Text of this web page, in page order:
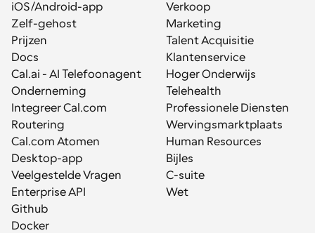
iOS/Android-app
Zelf-gehost
Prijzen
Docs
Cal.ai - AI Telefoonagent
Onderneming
Integreer Cal.com
Routering
Cal.com Atomen
Desktop-app
Veelgestelde Vragen
Enterprise API
Github
Docker
Verkoop
Marketing
Talent Acquisitie
Klantenservice
Hoger Onderwijs
Telehealth
Professionele Diensten
Wervingsmarktplaats
Human Resources
Bijles
C-suite
Wet